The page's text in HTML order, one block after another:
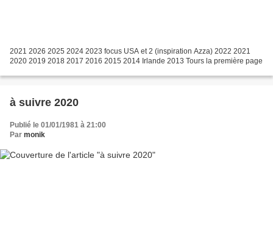
2021 2026 2025 2024 2023 focus USA et 2 (inspiration Azza) 2022 2021
2020 2019 2018 2017 2016 2015 2014 Irlande 2013 Tours la première page
à suivre 2020
Publié le 01/01/1981 à 21:00
Par monik